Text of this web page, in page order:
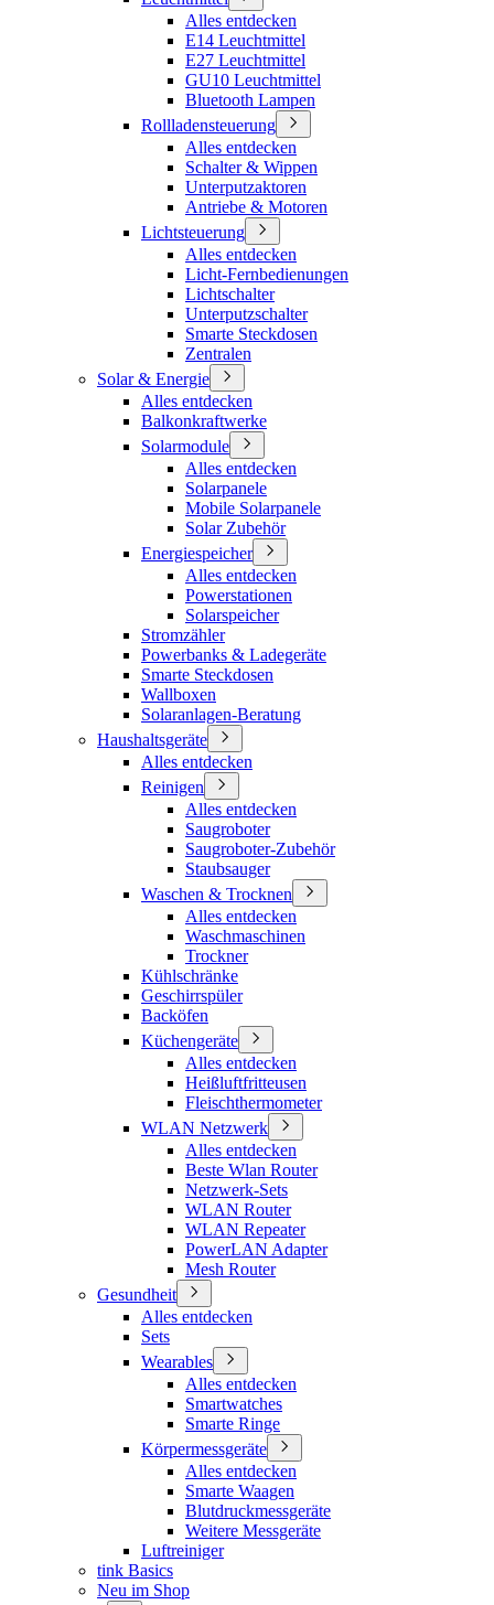
Alles entdecken
E14 Leuchtmittel
E27 Leuchtmittel
GU10 Leuchtmittel
Bluetooth Lampen
Rollladensteuerung
Alles entdecken
Schalter & Wippen
Unterputzaktoren
Antriebe & Motoren
Lichtsteuerung
Alles entdecken
Licht-Fernbedienungen
Lichtschalter
Unterputzschalter
Smarte Steckdosen
Zentralen
Solar & Energie
Alles entdecken
Balkonkraftwerke
Solarmodule
Alles entdecken
Solarpanele
Mobile Solarpanele
Solar Zubehör
Energiespeicher
Alles entdecken
Powerstationen
Solarspeicher
Stromzähler
Powerbanks & Ladegeräte
Smarte Steckdosen
Wallboxen
Solaranlagen-Beratung
Haushaltsgeräte
Alles entdecken
Reinigen
Alles entdecken
Saugroboter
Saugroboter-Zubehör
Staubsauger
Waschen & Trocknen
Alles entdecken
Waschmaschinen
Trockner
Kühlschränke
Geschirrspüler
Backöfen
Küchengeräte
Alles entdecken
Heißluftfritteusen
Fleischthermometer
WLAN Netzwerk
Alles entdecken
Beste Wlan Router
Netzwerk-Sets
WLAN Router
WLAN Repeater
PowerLAN Adapter
Mesh Router
Gesundheit
Alles entdecken
Sets
Wearables
Alles entdecken
Smartwatches
Smarte Ringe
Körpermessgeräte
Alles entdecken
Smarte Waagen
Blutdruckmessgeräte
Weitere Messgeräte
Luftreiniger
tink Basics
Neu im Shop